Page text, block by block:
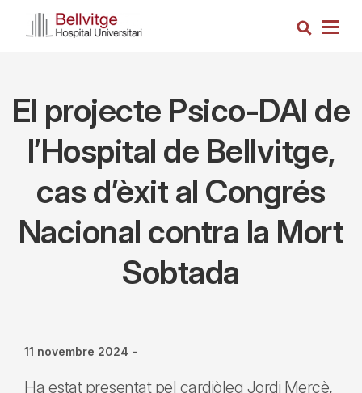
Cerca
El projecte Psico-DAI de
l’Hospital de Bellvitge,
cas d’èxit al Congrés
Nacional contra la Mort
Sobtada
11 novembre 2024 -
Ha estat presentat pel cardiòleg Jordi Mercè,